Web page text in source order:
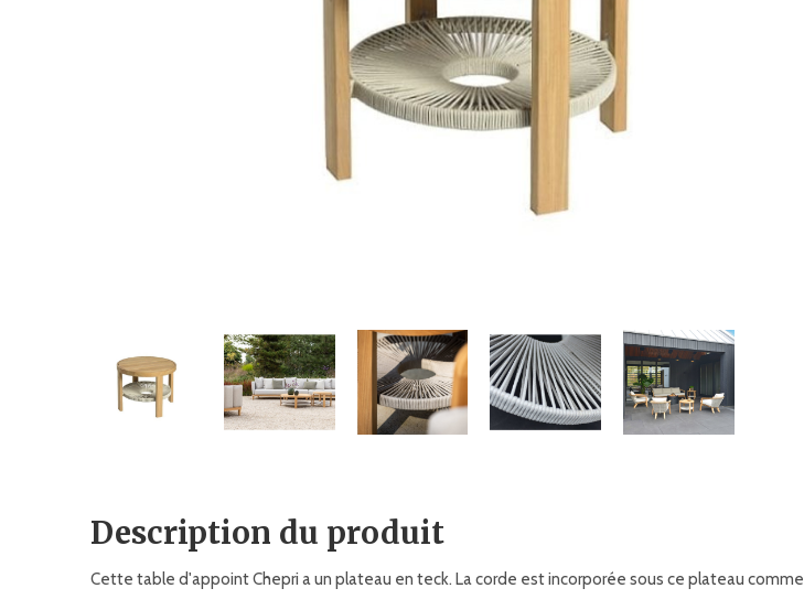
Description du produit
Cette table d'appoint Chepri a un plateau en teck. La corde est incorporée sous ce plateau comme